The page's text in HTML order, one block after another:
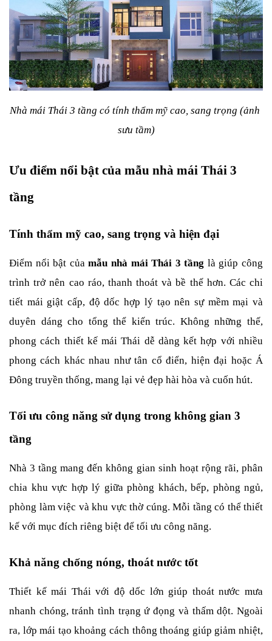
Nhà mái Thái 3 tầng có tính thẩm mỹ cao, sang trọng (ảnh
sưu tầm)
Ưu điểm nổi bật của mẫu nhà mái Thái 3
tầng
Tính thẩm mỹ cao, sang trọng và hiện đại
Điểm nổi bật của mẫu nhà mái Thái 3 tầng là giúp công
trình trở nên cao ráo, thanh thoát và bề thế hơn. Các chi
tiết mái giật cấp, độ dốc hợp lý tạo nên sự mềm mại và
duyên dáng cho tổng thể kiến trúc. Không những thế,
phong cách thiết kế mái Thái dễ dàng kết hợp với nhiều
phong cách khác nhau như tân cổ điển, hiện đại hoặc Á
Đông truyền thống, mang lại vẻ đẹp hài hòa và cuốn hút.
Tối ưu công năng sử dụng trong không gian 3
tầng
Nhà 3 tầng mang đến không gian sinh hoạt rộng rãi, phân
chia khu vực hợp lý giữa phòng khách, bếp, phòng ngủ,
phòng làm việc và khu vực thờ cúng. Mỗi tầng có thể thiết
kế với mục đích riêng biệt để tối ưu công năng.
Khả năng chống nóng, thoát nước tốt
Thiết kế mái Thái với độ dốc lớn giúp thoát nước mưa
nhanh chóng, tránh tình trạng ứ đọng và thấm dột. Ngoài
ra, lớp mái tạo khoảng cách thông thoáng giúp giảm nhiệt,